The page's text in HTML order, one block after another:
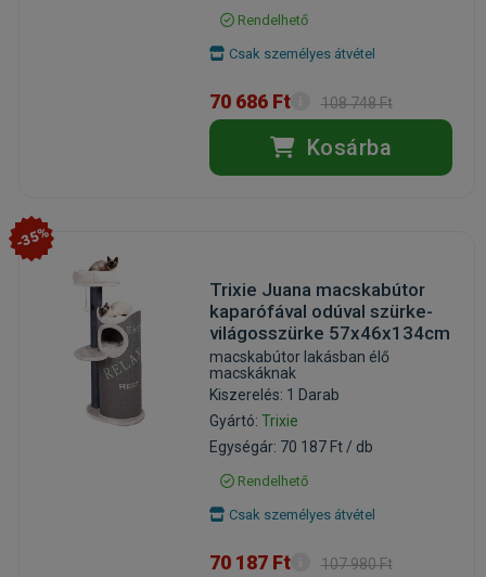
Rendelhető
Csak személyes átvétel
70 686 Ft 108 748 Ft
Kosárba
-35%
Trixie Juana macskabútor
kaparófával odúval szürke-
világosszürke 57x46x134cm
macskabútor lakásban élő
macskáknak
Kiszerelés: 1 Darab
Gyártó: Trixie
Egységár: 70 187 Ft / db
Rendelhető
Csak személyes átvétel
70 187 Ft 107 980 Ft